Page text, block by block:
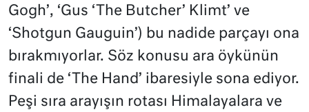
Gogh’, ‘Gus ‘The Butcher’ Klimt’ ve
‘Shotgun Gauguin’) bu nadide parçayı ona
bırakmıyorlar. Söz konusu ara öykünün
finali de ‘The Hand’ ibaresiyle sona ediyor.
Peşi sıra arayışın rotası Himalayalara ve